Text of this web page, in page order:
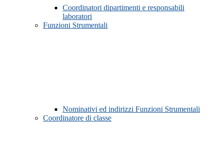
Coordinatori dipartimenti e responsabili
laboratori
Funzioni Strumentali
Nominativi ed indirizzi Funzioni Strumentali
Coordinatore di classe